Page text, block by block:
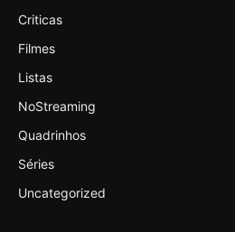
Criticas
Filmes
Listas
NoStreaming
Quadrinhos
Séries
Uncategorized